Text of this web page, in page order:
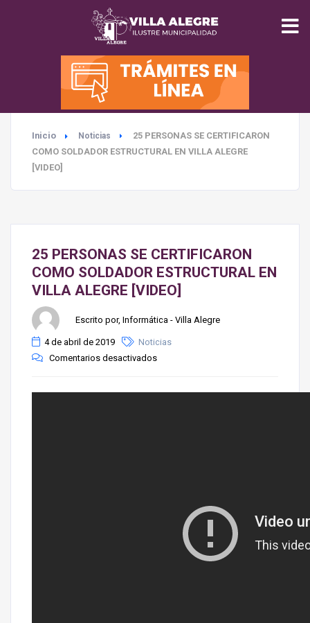
INICIO
MUNICIPALIDAD
SEGURIDAD
SALUD
TURISMO
Inicio Noticias
25 PERSONAS SE CERTIFICARON
COMO SOLDADOR ESTRUCTURAL EN VILLA ALEGRE
[VIDEO]
25 PERSONAS SE CERTIFICARON
COMO SOLDADOR ESTRUCTURAL EN
VILLA ALEGRE [VIDEO]
Escrito por, Informática - Villa Alegre
4 de abril de 2019
Noticias
Comentarios desactivados